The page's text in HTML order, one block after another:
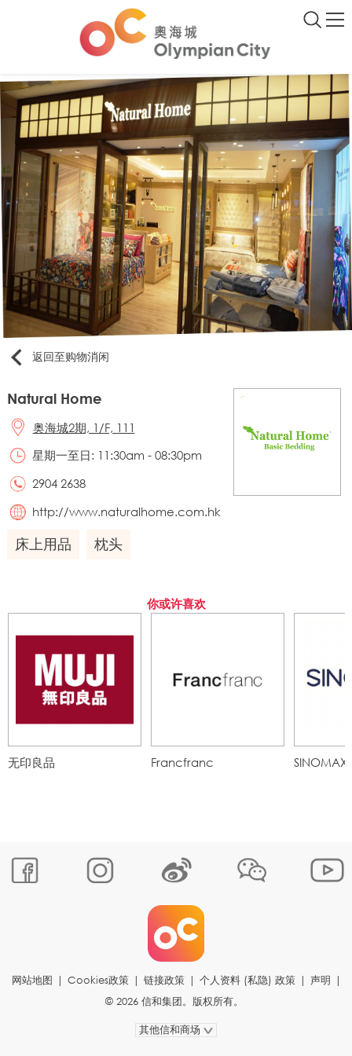
返回至购物消闲
Natural Home
奥海城2期, 1/F, 111
星期一至日: 11:30am - 08:30pm
2904 2638
http://www.naturalhome.com.hk
床上用品 枕头
你或许喜欢
无印良品 Francfranc SINOMAX
网站地图 Cookies政策 链接政策 个人资料 (私隐) 政策 声明
© 2026 信和集团。版权所有。
其他信和商场